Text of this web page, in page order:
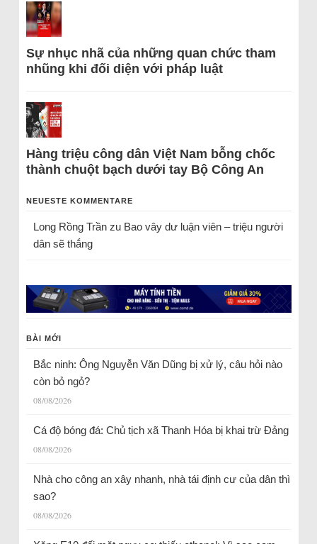
Sự nhục nhã của những quan chức tham
nhũng khi đối diện với pháp luật
Hàng triệu công dân Việt Nam bỗng chốc
thành chuột bạch dưới tay Bộ Công An
NEUESTE KOMMENTARE
Long Rồng Trầnzu Bao vây dư luận viên – triệu người
dân sẽ thắng
BÀI MỚI
Bắc ninh: Ông Nguyễn Văn Dũng bị xử lý, câu hỏi nào
còn bỏ ngỏ?
08/08/2026
Cá độ bóng đá: Chủ tịch xã Thanh Hóa bị khai trừ Đảng
08/08/2026
Nhà cho công an xây nhanh, nhà tái định cư của dân thì
sao?
08/08/2026